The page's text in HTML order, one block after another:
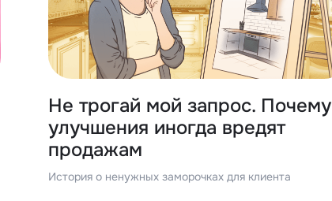
Не трогай мой запрос. Почему
улучшения иногда вредят
продажам
История о ненужных заморочках для клиента